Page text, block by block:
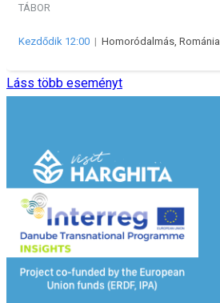
TÁBOR
Kezdődik 12:00 | Homoródalmás, Románia
Láss több eseményt